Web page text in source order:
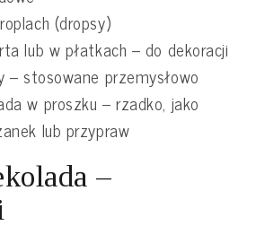
(dropsy)
lub w płatkach – do dekoracji
– stosowane przemysłowo
w proszku – rzadko, jako
lub przypraw
–